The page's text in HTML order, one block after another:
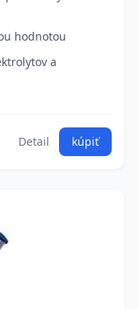
hodnotou
a
Detail kúpiť